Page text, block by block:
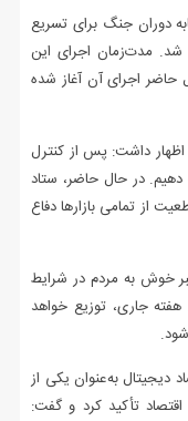
دوران جنگ برای تسریع
شد. مدت‌زمان اجرای این
حاضر اجرای آن آغاز شده
اظهار داشت: پس از کنترل
دهیم. در حال حاضر، ستاد
از تمامی بازارها دفاع
خوش به مردم در شرایط
جاری، توزیع خواهد
دیجیتال به‌عنوان یکی از
تأکید کرد و گفت: